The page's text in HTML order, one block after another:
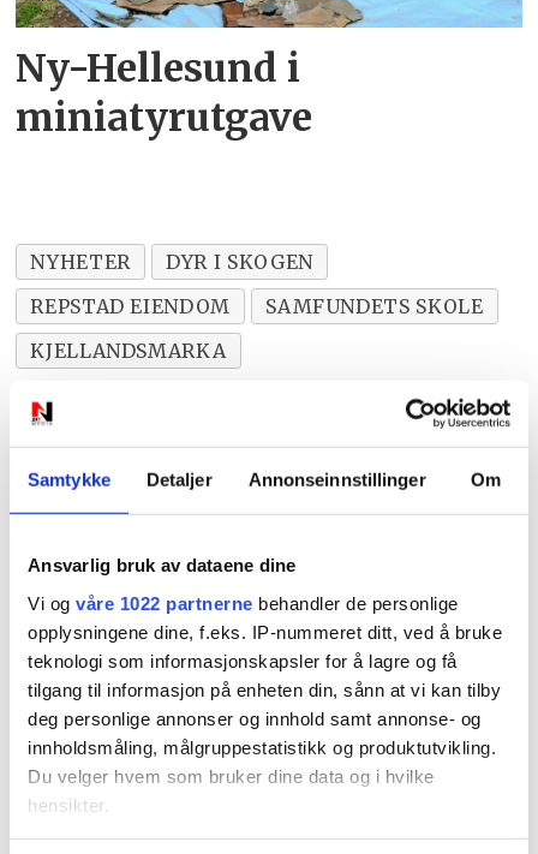
Samtykke Detaljer Annonseinnstillinger Om
Ansvarlig bruk av dataene dine
Vi og våre 1022 partnerne behandler de personlige
opplysningene dine, f.eks. IP-nummeret ditt, ved å bruke
teknologi som informasjonskapsler for å lagre og få
tilgang til informasjon på enheten din, sånn at vi kan tilby
deg personlige annonser og innhold samt annonse- og
innholdsmåling, målgruppestatistikk og produktutvikling.
Du velger hvem som bruker dine data og i hvilke
hensikter.
Ny-Hellesund i
miniatyrutgave
NYHETER
DYR I SKOGEN
REPSTAD EIENDOM
SAMFUNDETS SKOLE
KJELLANDSMARKA
PLUS
Nye skilt skaper
forvirring: Hvilken
fartsgrense gjelder